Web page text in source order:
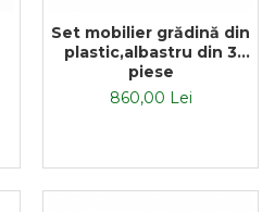
Set mobilier grădină din
plastic,albastru din 3
piese
860,00 Lei